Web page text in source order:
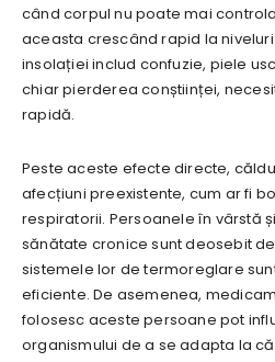
când corpul nu poate mai
aceasta crescând rapid la
insolației includ confuzie, piele
chiar pierderea conștiinței,
rapidă.
Peste aceste efecte directe,
afecțiuni preexistente, cum ar fi
respiratorii. Persoanele în vârstă
sănătate cronice sunt deosebit
sistemele lor de termoreglare
eficiente. De asemenea,
folosesc aceste persoane pot
organismului de a se adapta la